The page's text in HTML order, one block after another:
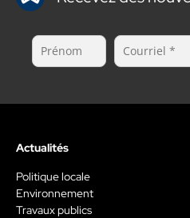
Actualités
Politique locale
Environnement
Travaux publics